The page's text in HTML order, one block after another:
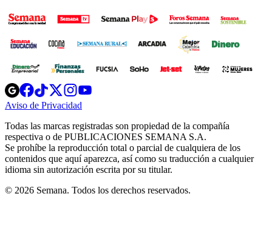
Opens
in
new
Opens
in
new
Opens
in
new
window
Opens
new
windowwindow
Aviso de Privacidad
new
window
Todas las marcas registradas son propiedad de la compañía
respectiva o de PUBLICACIONES SEMANA S.A.
Se prohíbe la reproducción total o parcial de cualquiera de los
contenidos que aquí aparezca, así como su traducción a cualquier
idioma sin autorización escrita por su titular.
© 2026 Semana. Todos los derechos reservados.